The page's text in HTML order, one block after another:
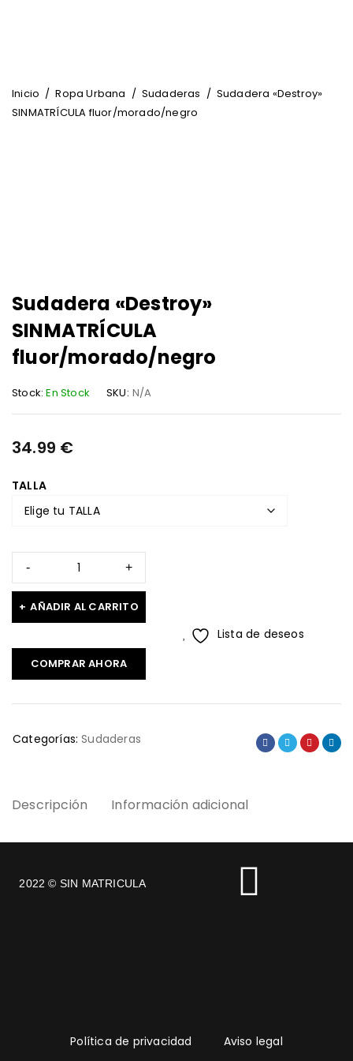
Inicio / Ropa Urbana / Sudaderas / Sudadera «Destroy»
SINMATRÍCULA fluor/morado/negro
Sudadera «Destroy»
SINMATRÍCULA
fluor/morado/negro
Stock: En Stock SKU: N/A
34.99 €
TALLA
AÑADIR AL CARRITO
COMPRAR AHORA
Lista de deseos
Categorías: Sudaderas
Descripción Información adicional
2022 © SIN MATRICULA
Política de privacidad Aviso legal